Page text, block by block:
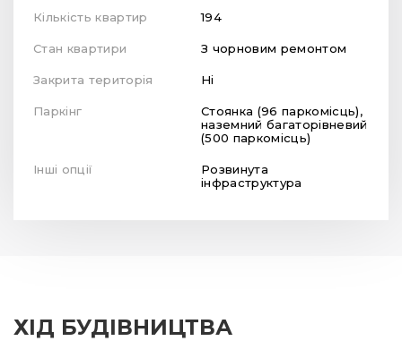
Кількість квартир 194
Стан квартири З чорновим ремонтом
Закрита територія Ні
Паркінг
Стоянка (96 паркомісць),
наземний багаторівневий
(500 паркомісць)
Інші опції
Розвинута
інфраструктура
ХІД БУДІВНИЦТВА